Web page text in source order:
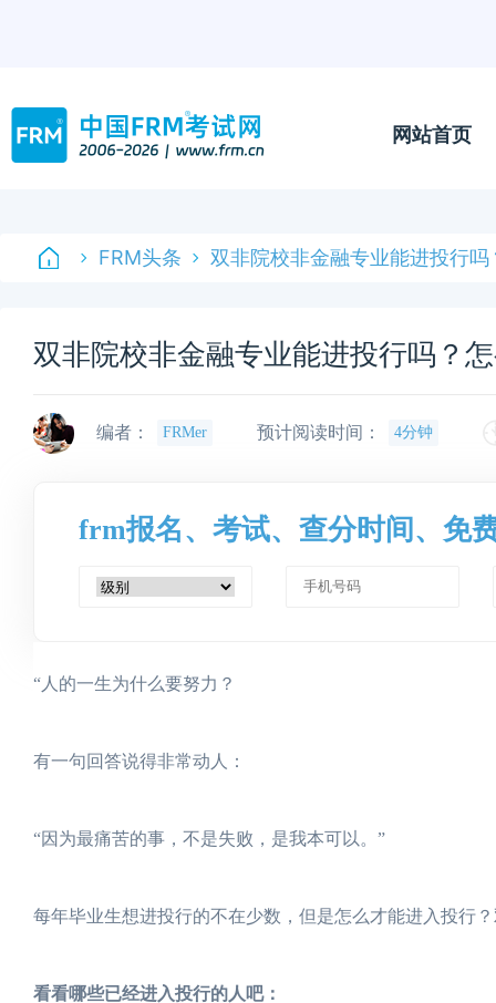
网站首页
FRM头条 双非院校非金融专业能进投行
双非院校非金融专业能进投行吗？
编者： FRMer 预计阅读时间： 4分钟
frm报名、考试、查分时间、免
“人的一生为什么要努力？
有一句回答说得非常动人：
“因为最痛苦的事，不是失败，是我本可以。”
每年毕业生想进投行的不在少数，但是怎么才能进入投行
看看哪些已经进入投行的人吧：